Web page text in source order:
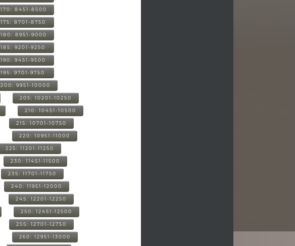
170: 8451-8500
175: 8701-8750
180: 8951-9000
185: 9201-9250
190: 9451-9500
195: 9701-9750
200: 9951-10000
205: 10201-10250
210: 10451-10500
215: 10701-10750
220: 10951-11000
225: 11201-11250
230: 11451-11500
235: 11701-11750
240: 11951-12000
245: 12201-12250
250: 12451-12500
255: 12701-12750
260: 12951-13000